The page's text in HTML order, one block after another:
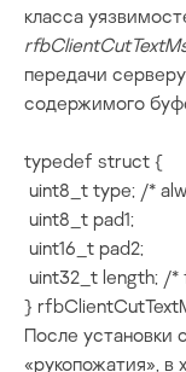
класса
передачи
содержимого
typedef struct {
uint8_t type; /*
uint8_t pad1;
uint16_t pad2;
uint32_t length; /
}
После установки
«рукопожатия», в